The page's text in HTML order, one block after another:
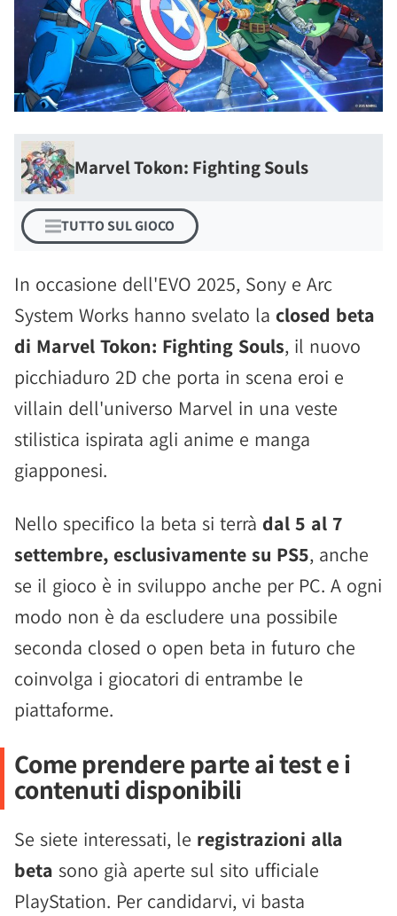
Marvel Tokon: Fighting Souls
TUTTO SUL GIOCO
In occasione dell'EVO 2025, Sony e Arc
System Works hanno svelato la closed beta
di Marvel Tokon: Fighting Souls, il nuovo
picchiaduro 2D che porta in scena eroi e
villain dell'universo Marvel in una veste
stilistica ispirata agli anime e manga
giapponesi.
Nello specifico la beta si terrà dal 5 al 7
settembre, esclusivamente su PS5, anche
se il gioco è in sviluppo anche per PC. A ogni
modo non è da escludere una possibile
seconda closed o open beta in futuro che
coinvolga i giocatori di entrambe le
piattaforme.
Come prendere parte ai test e i
contenuti disponibili
Se siete interessati, le registrazioni alla
beta sono già aperte sul sito ufficiale
PlayStation. Per candidarvi, vi basta